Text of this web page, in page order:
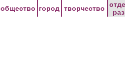
общество город творчество